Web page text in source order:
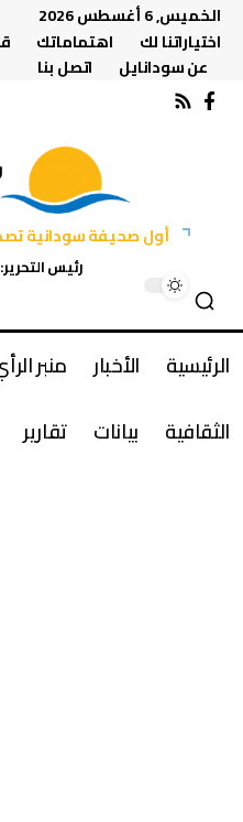
الخميس, 6 أغسطس 2026
اختياراتنا لك
اهتماماتك
عن سودانايل
اتصل بنا
أول صحيفة سودانية
رئيس
الرئيسية الأخبار منبر
الثقافية
بيانات تقارير